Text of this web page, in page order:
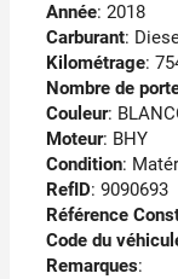
Année: 2018
Carburant:
Kilométrage:
Nombre de
Couleur:
Moteur: BHY
Condition:
RefID: 9090693
Référence
Code du
Remarques: